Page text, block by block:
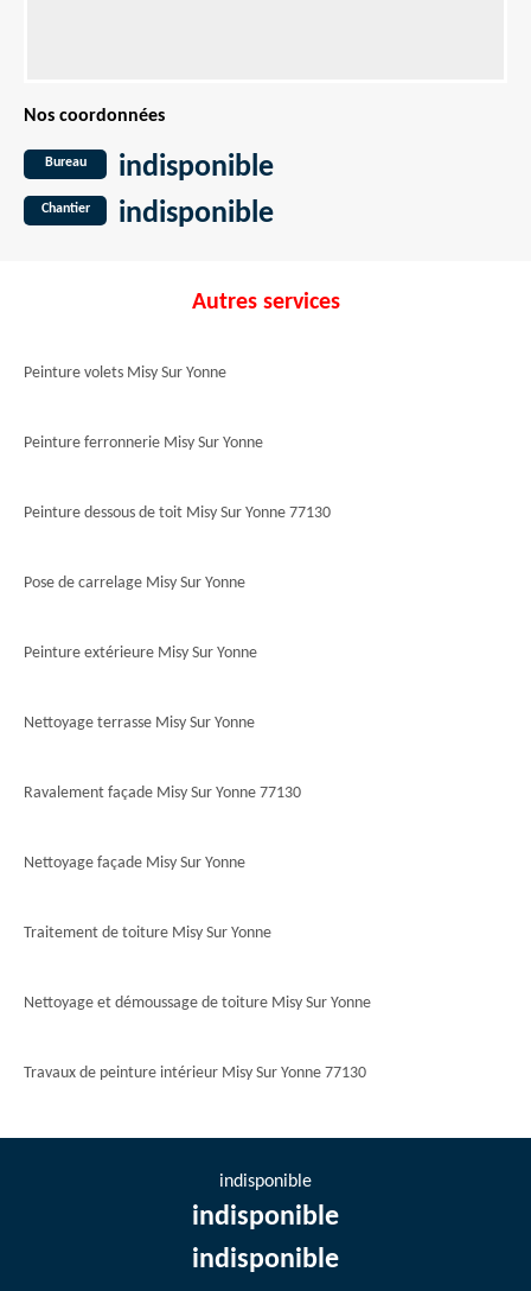
Nos coordonnées
Bureau indisponible
Chantier indisponible
Autres services
Peinture volets Misy Sur Yonne
Peinture ferronnerie Misy Sur Yonne
Peinture dessous de toit Misy Sur Yonne 77130
Pose de carrelage Misy Sur Yonne
Peinture extérieure Misy Sur Yonne
Nettoyage terrasse Misy Sur Yonne
Ravalement façade Misy Sur Yonne 77130
Nettoyage façade Misy Sur Yonne
Traitement de toiture Misy Sur Yonne
Nettoyage et démoussage de toiture Misy Sur Yonne
Travaux de peinture intérieur Misy Sur Yonne 77130
indisponible
indisponible
indisponible